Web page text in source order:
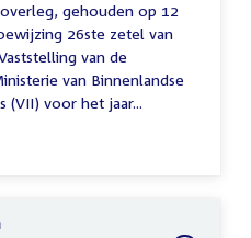
gehouden op 12
26ste zetel van
van de
van Binnenlandse
(VII) voor het jaar...